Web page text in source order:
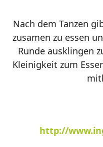
Nach dem Tanzen
zusamen zu essen
Runde ausklingen
Kleinigkeit zum
http://